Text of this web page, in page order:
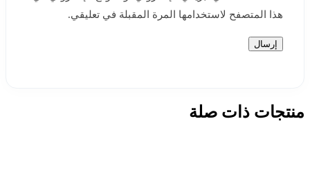
هذا المتصفح لاستخدامها المرة المقبلة في تعليقي.
منتجات ذات صلة